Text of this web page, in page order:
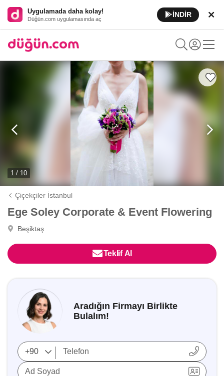
Uygulamada daha kolay!
Düğün.com uygulamasında aç
İNDİR
1 / 10
Çiçekçiler İstanbul
Ege Soley Corporate & Event Flowering
Beşiktaş
Teklif Al
Aradığın Firmayı Birlikte
Bulalım!
Ad Soyad